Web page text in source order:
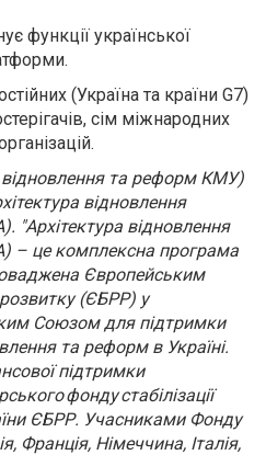
функції української
(Україна та країни G7)
сім міжнародних
та реформ КМУ)
відновлення
"Архітектура відновлення
– це комплексна програма
Європейським
(ЄБРР) у
Союзом для підтримки
та реформ в Україні.
підтримки
фонду стабілізації
ЄБРР. Учасниками Фонду
Франція, Німеччина, Італія,